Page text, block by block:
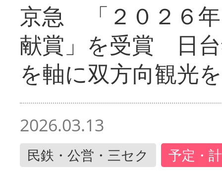
京急 「２０２６
献賞」を受賞 日
を軸に双方向観光
2026.03.13
民鉄・公営・三セク 予定・